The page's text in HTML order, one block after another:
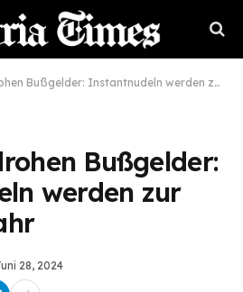
Instantnudeln werden zur Umweltgefahr
Bußgelder:
werden zur
28, 2024